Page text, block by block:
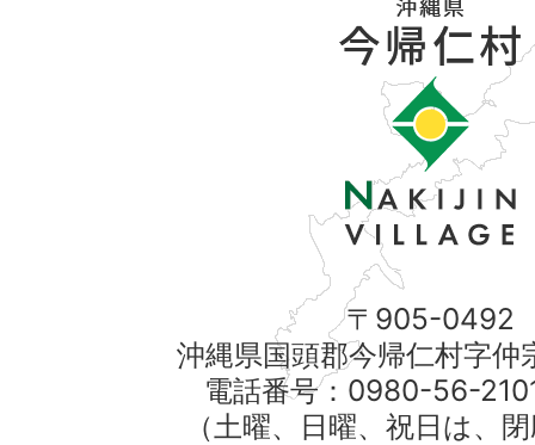
〒905-0492
沖縄県国頭郡今帰仁村字仲
電話番号：0980-56-
（土曜、日曜、祝日は、